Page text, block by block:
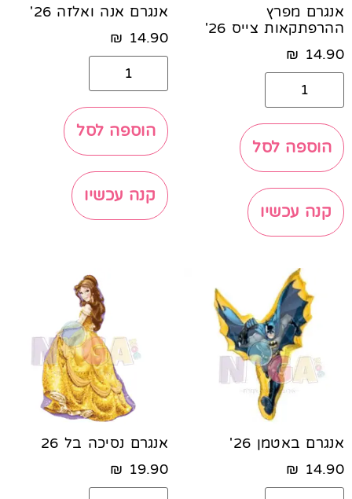
אנגרם מפרץ
ההרפתקאות צייס 26'
14.90
₪
הוספה לסל
קנה עכשיו
אנגרם אנה ואלזה 26'
14.90
₪
הוספה לסל
קנה עכשיו
אנגרם באטמן 26'
14.90
₪
אנגרם נסיכה בל 26
19.90
₪